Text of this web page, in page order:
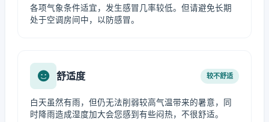
各项气象条件适宜，发生感冒几率较低。但请避免长期
处于空调房间中，以防感冒。
舒适度 较不舒适
白天虽然有雨，但仍无法削弱较高气温带来的暑意，同
时降雨造成湿度加大会您感到有些闷热，不很舒适。